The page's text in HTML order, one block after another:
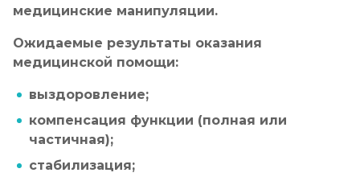
медицинские манипуляции.
Ожидаемые результаты оказания
медицинской помощи:
выздоровление;
компенсация функции (полная или
частичная);
стабилизация;